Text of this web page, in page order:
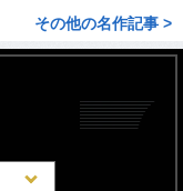
その他の名作記事 >